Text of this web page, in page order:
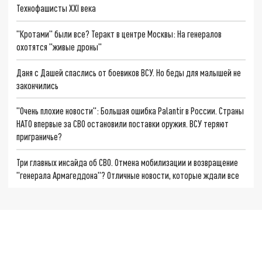
Технофашисты XXI века
"Кротами" были все? Теракт в центре Москвы: На генералов
охотятся "живые дроны"
Даня с Дашей спаслись от боевиков ВСУ. Но беды для малышей не
закончились
"Очень плохие новости": Большая ошибка Palantir в России. Страны
НАТО впервые за СВО остановили поставки оружия. ВСУ теряют
приграничье?
Три главных инсайда об СВО. Отмена мобилизации и возвращение
"генерала Армагеддона"? Отличные новости, которые ждали все